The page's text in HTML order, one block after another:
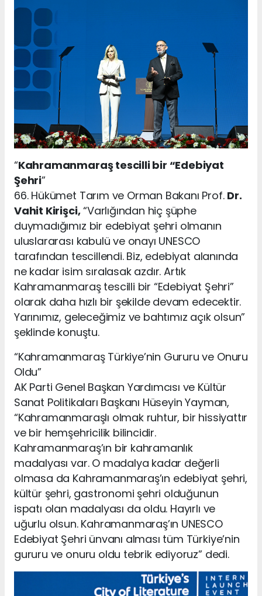
“Kahramanmaraş tescilli bir “Edebiyat
Şehri”
66. Hükümet Tarım ve Orman Bakanı Prof. Dr.
Vahit Kirişci,“Varlığından hiç şüphe
duymadığımız bir edebiyat şehri olmanın
uluslararası kabulü ve onayı UNESCO
tarafından tescillendi. Biz, edebiyat alanında
ne kadar isim sıralasak azdır. Artık
Kahramanmaraş tescilli bir “Edebiyat Şehri”
olarak daha hızlı bir şekilde devam edecektir.
Yarınımız, geleceğimiz ve bahtımız açık olsun”
şeklinde konuştu.
“Kahramanmaraş Türkiye’nin Gururu ve Onuru
Oldu”
AK Parti Genel Başkan Yardımcısı ve Kültür
Sanat Politikaları Başkanı Hüseyin Yayman,
“Kahramanmaraşlı olmak ruhtur, bir hissiyattır
ve bir hemşehricilik bilincidir.
Kahramanmaraş’ın bir kahramanlık
madalyası var. O madalya kadar değerli
olmasa da Kahramanmaraş’ın edebiyat şehri,
kültür şehri, gastronomi şehri olduğunun
ispatı olan madalyası da oldu. Hayırlı ve
uğurlu olsun. Kahramanmaraş’ın UNESCO
Edebiyat Şehri ünvanı alması tüm Türkiye’nin
gururu ve onuru oldu tebrik ediyoruz” dedi.